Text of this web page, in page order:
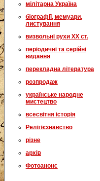
мілітарна Україна
біографії, мемуари,
листування
визвольні рухи XX ст.
періодичні та серійні
видання
перекладна література
розпродаж
українське народне
мистецтво
всесвітня історія
Релігієзнавство
різне
архів
Фотоанонс